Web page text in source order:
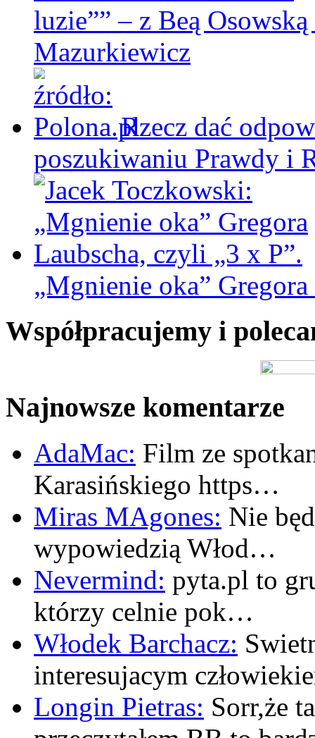
luzie”” – z Beą
Mazurkiewicz
Rzecz dać
poszukiwaniu Prawdy i
„Mgnienie oka”
Współpracujemy i
Najnowsze komentarze
AdaMac: Film ze
Karasińskiego https…
Miras MAgones: Nie
wypowiedzią Włod…
Nevermind: pyta.pl to
którzy celnie pok…
Włodek Barchacz:
interesujacym
Longin Pietras: Sorr,że